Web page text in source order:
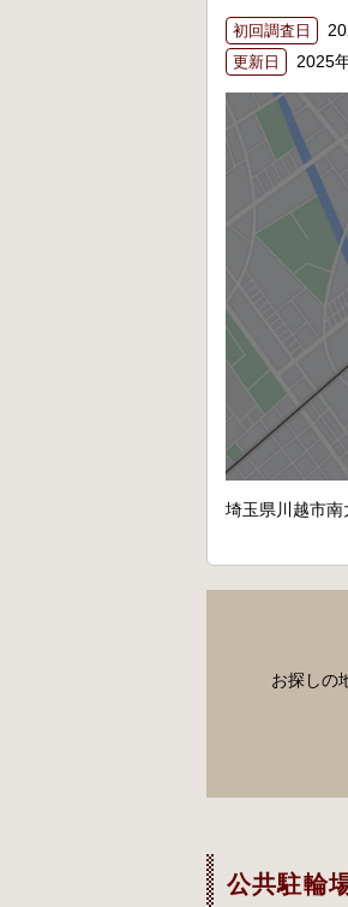
初回調査日
更新日 2025
埼玉県川越市
お探しの
公共駐輪